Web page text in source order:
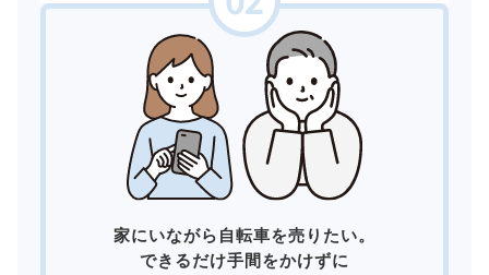
家にいながら自転車を売りたい。
できるだけ手間をかけずに